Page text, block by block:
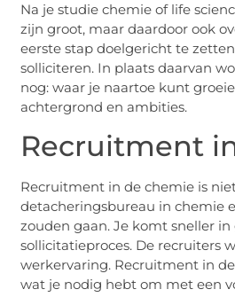
Na je studie chemie of life
zijn groot, maar daardoor ook
eerste stap doelgericht te
solliciteren. In plaats daarvan
nog: waar je naartoe kunt
achtergrond en ambities.
Recruitment
Recruitment in de chemie is
detacheringsbureau in chemie
zouden gaan. Je komt sneller
sollicitatieproces. De recruiters
werkervaring. Recruitment in
wat je nodig hebt om met een